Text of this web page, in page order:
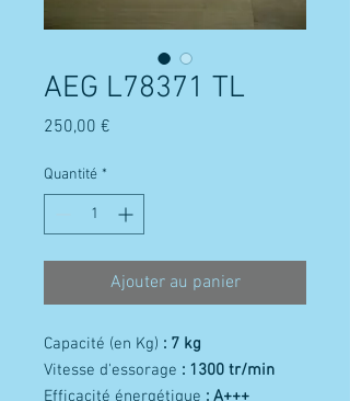
AEG L78371 TL
250,00 €
Quantité *
Ajouter au panier
Capacité (en Kg) : 7 kg
Vitesse d'essorage : 1300 tr/min
Efficacité énergétique : A+++